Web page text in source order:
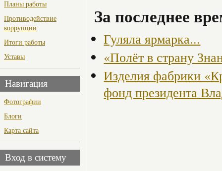
Планы работы
Противодействие
коррупции
Итоги работы
Уставы
Навигация
Фотографии
Блоги
Карта сайта
Вход в систему
За последнее
Гуляла ярмарка...
«Полёт в страну
Изделия фабрики
фонд президента